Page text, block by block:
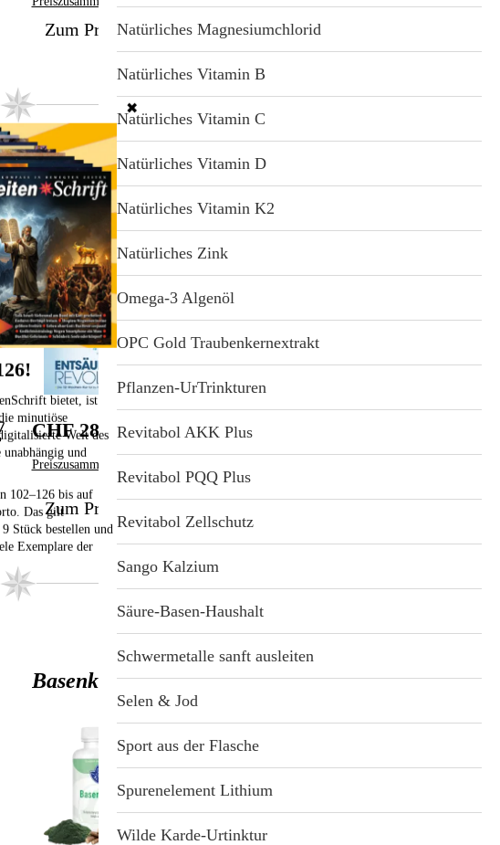
Zum Produkt
Entsäuerungs-Revolution
Hannelore Fischer-Reska
Zum Produkt
CHF 28.90
Preiszusammensetzung
Basenkräuter mit Meeresalgen & Kräutern
Die adaptogene Kraft von Mumijo, Ginseng und
Süßholz kombiniert mit wertvollen Algen, Kräutern,
Mineralien aus einer Heilquelle und seltenen
✖
bietet, ist
minutiöse
Welt des
und
102–126 bis auf
Das gilt
Stück bestellen und
Exemplare der
Natürliches Magnesiumchlorid
Natürliches Vitamin B
Natürliches Vitamin C
Natürliches Vitamin D
Natürliches Vitamin K2
Natürliches Zink
Omega-3 Algenöl
OPC Gold Traubenkernextrakt
Pflanzen-UrTrinkturen
Revitabol AKK Plus
Revitabol PQQ Plus
Revitabol Zellschutz
Sango Kalzium
Säure-Basen-Haushalt
Schwermetalle sanft ausleiten
Selen & Jod
Sport aus der Flasche
Spurenelement Lithium
Wilde Karde-Urtinktur